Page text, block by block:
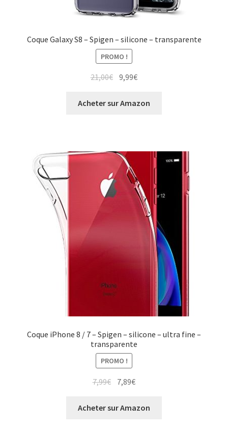
Coque Galaxy S8 – Spigen – silicone – transparente
PROMO !
21,00€ 9,99€
Acheter sur Amazon
Coque iPhone 8 / 7 – Spigen – silicone – ultra fine –
transparente
PROMO !
7,99€ 7,89€
Acheter sur Amazon